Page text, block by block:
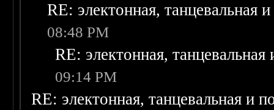
RE: электонная, танцевальная
08:48 PM
RE: электонная,
09:14 PM
RE: электонная, танцевальная и